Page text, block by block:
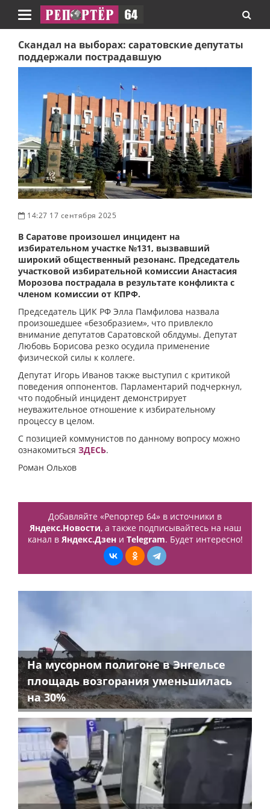
Навигация
Скандал на выборах: саратовские депутаты
поддержали пострадавшую
14:27 17 сентября 2025
В Саратове произошел инцидент на
избирательном участке №131, вызвавший
широкий общественный резонанс. Председатель
участковой избирательной комиссии Анастасия
Морозова пострадала в результате конфликта с
членом комиссии от КПРФ.
Председатель ЦИК РФ Элла Памфилова назвала
произошедшее «безобразием», что привлекло
внимание депутатов Саратовской облдумы. Депутат
Любовь Борисова резко осудила применение
физической силы к коллеге.
Депутат Игорь Иванов также выступил с критикой
поведения оппонентов. Парламентарий подчеркнул,
что подобный инцидент демонстрирует
неуважительное отношение к избирательному
процессу в целом.
С позицией коммунистов по данному вопросу можно
ознакомиться ЗДЕСЬ.
Роман Ольхов
Добавляйте «Репортер 64» в источники в
Яндекс.Новости, а также подписывайтесь на наш
канал в Яндекс.Дзени Telegram. Будет интересно!
На мусорном полигоне в Энгельсе
площадь возгорания уменьшилась
на 30%